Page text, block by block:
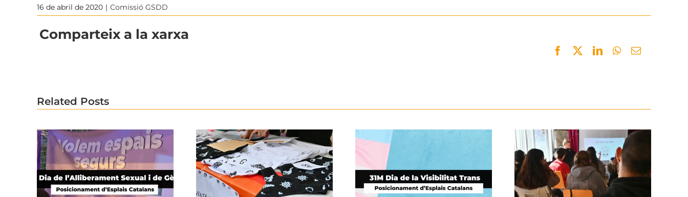
16 de abril de 2020 | Comissió GSDD
Comparteix a la xarxa
Facebook
TwitterLinkedInWhatsApp
Email
Related Posts